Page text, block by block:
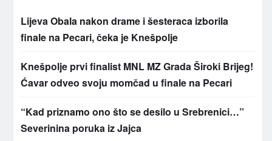
Lijeva Obala nakon drame i šesteraca izborila
finale na Pecari, čeka je Knešpolje
Knešpolje prvi finalist MNL MZ Grada Široki Brijeg!
Ćavar odveo svoju momčad u finale na Pecari
“Kad priznamo ono što se desilo u Srebrenici…”
Severinina poruka iz Jajca